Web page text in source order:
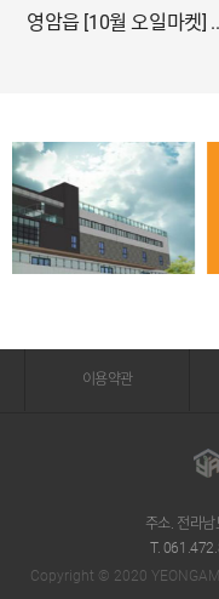
영암읍 [10월 오일마켓]
이용약관
주소. 전라
T.
Copyright © 2020